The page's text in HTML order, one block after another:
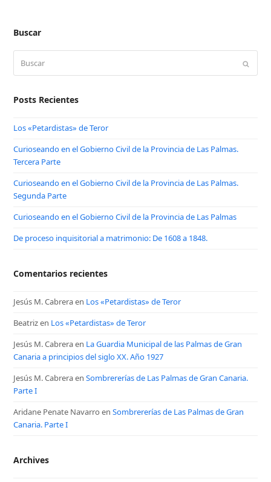
Buscar
Posts Recientes
Los «Petardistas» de Teror
Curioseando en el Gobierno Civil de la Provincia de Las Palmas.
Tercera Parte
Curioseando en el Gobierno Civil de la Provincia de Las Palmas.
Segunda Parte
Curioseando en el Gobierno Civil de la Provincia de Las Palmas
De proceso inquisitorial a matrimonio: De 1608 a 1848.
Comentarios recientes
Jesús M. Cabreraen Los «Petardistas» de Teror
Beatrizen Los «Petardistas» de Teror
Jesús M. Cabreraen La Guardia Municipal de las Palmas de Gran
Canaria a principios del siglo XX. Año 1927
Jesús M. CabreraenSombrererías de Las Palmas de Gran Canaria.
Parte I
Aridane Penate Navarro enSombrererías de Las Palmas de Gran
Canaria. Parte I
Archives